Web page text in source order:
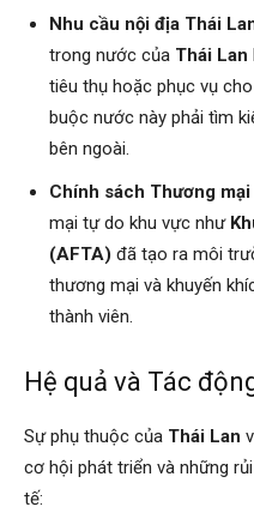
Nhu cầu nội địa Thái
trong nước của Thái Lan
tiêu thụ hoặc phục vụ
buộc nước này phải tìm
bên ngoài.
Chính sách Thương
mại tự do khu vực như
(AFTA) đã tạo ra môi
thương mại và khuyến
thành viên.
Hệ quả và Tác
Sự phụ thuộc của Thái Lan
cơ hội phát triển và những
tế: